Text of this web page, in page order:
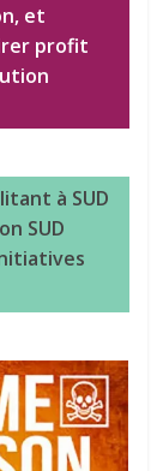
et
profit
à SUD
SUD